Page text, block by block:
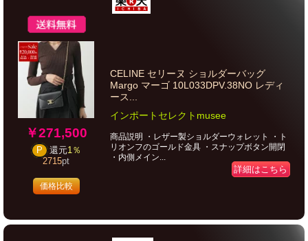
￥271,500
P 還元1％
2715pt
価格比較
CELINE セリーヌ ショルダーバッグ
Margo マーゴ 10L033DPV.38NO レディ
ース...
インポートセレクトmusee
商品説明 ・レザー製ショルダーウォレット ・ト
リオンフのゴールド金具 ・スナップボタン開閉
・内側メイン...
詳細はこちら